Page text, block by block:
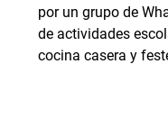
por un grupo de
de actividades
cocina casera y